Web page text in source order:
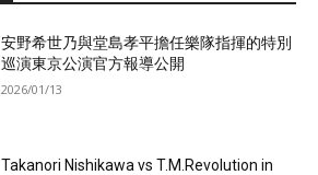
安野希世乃與堂島孝平擔任樂隊指揮的特別
巡演東京公演官方報導公開
2026/01/13
Takanori Nishikawa vs T.M.Revolution in